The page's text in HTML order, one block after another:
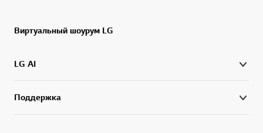
Виртуальный шоурум LG
LG AI
Поддержка